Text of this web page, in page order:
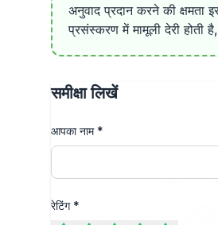
अनुवाद प्रदान करने की क्षमता
प्रसंस्करण में मामूली देरी होती
समीक्षा लिखें
आपका नाम *
रेटिंग *